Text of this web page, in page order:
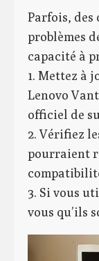
Parfois,
problèmes
capacité à
1. Mettez à
Lenovo
officiel de
2. Vérifiez
pourraient
3. Si vous
vous qu’ils